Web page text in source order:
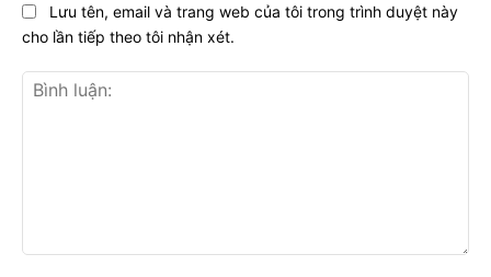
Lưu tên, email và trang web của tôi trong trình duyệt này
cho lần tiếp theo tôi nhận xét.